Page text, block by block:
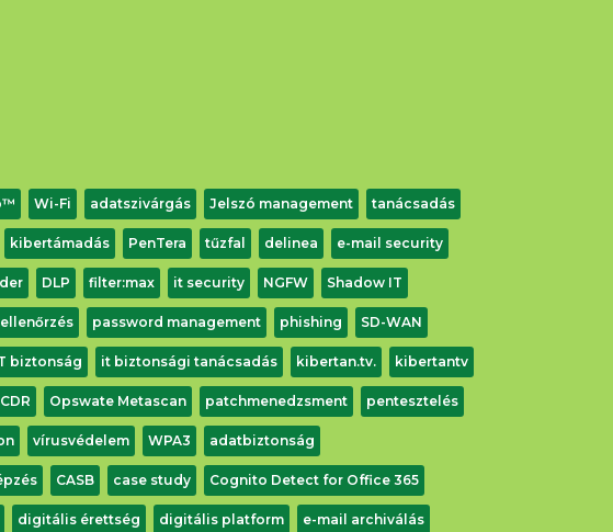
Wi-Fi adatszivárgás Jelszó management tanácsadás
kibertámadás PenTera tűzfal delinea e-mail security
DLP filter:max it security NGFW Shadow IT
password management phishing SD-WAN
biztonság it biztonsági tanácsadás kibertan.tv. kibertantv
Opswate Metascan patchmenedzsment pentesztelés
vírusvédelem WPA3 adatbiztonság
CASB case study Cognito Detect for Office 365
digitális érettség digitális platform e-mail archiválás